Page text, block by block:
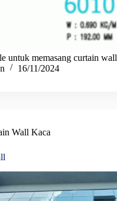
untuk memasang curtain wall
16/11/2024
Wall Kaca